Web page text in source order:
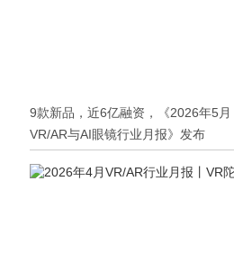
9款新品，近6亿融资，《2026年5月
VR/AR与AI眼镜行业月报》发布